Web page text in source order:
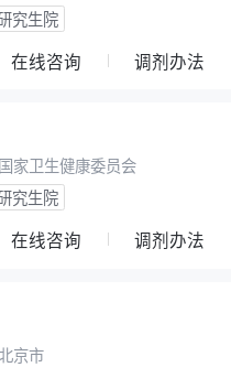
究生院
在线咨询 调剂办法
国家卫生健康委员会
究生院
在线咨询 调剂办法
京市